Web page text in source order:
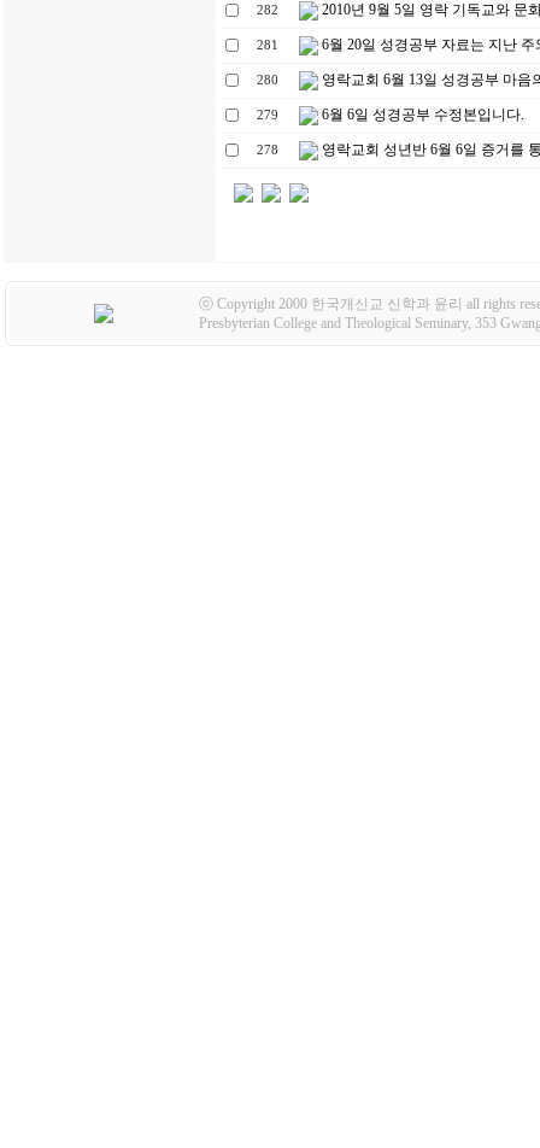
282 2010년 9월 5일 영락 기독교와 문
281 6월 20일 성경공부 자료는 지난
280 영락교회 6월 13일 성경공부 마음
279 6월 6일 성경공부 수정본입니다.
278 영락교회 성년반 6월 6일 증거를
ⓒ Copyright 2000 한국개신교 신학과 윤리 all rights
Presbyterian College and Theological Seminary, 353